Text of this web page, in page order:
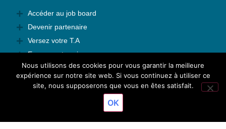
Accéder au job board
Devenir partenaire
Versez votre T.A
Espace entreprise
Contactez-nous
TAUX DE RÉUSSITE
Nous utilisons des cookies pour vous garantir la meilleure
expérience sur notre site web. Si vous continuez à utiliser ce
site, nous supposerons que vous en êtes satisfait.
OK